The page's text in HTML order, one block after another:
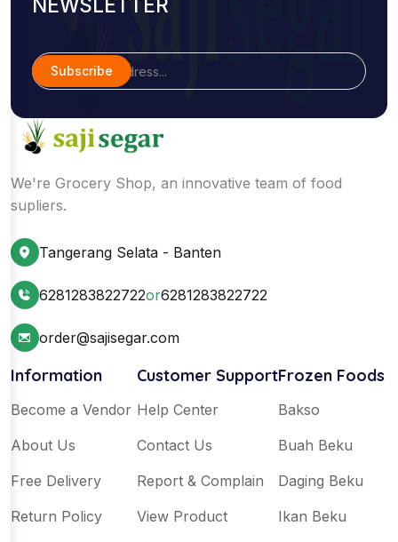
Subscribe
We're Grocery Shop, an innovative team of food
supliers.
Tangerang Selata - Banten
6281283822722or6281283822722
order@sajisegar.com
Information
Become a Vendor
About Us
Free Delivery
Return Policy
Customer Support
Help Center
Contact Us
Report & Complain
View Product
Frozen Foods
Bakso
Buah Beku
Daging Beku
Ikan Beku